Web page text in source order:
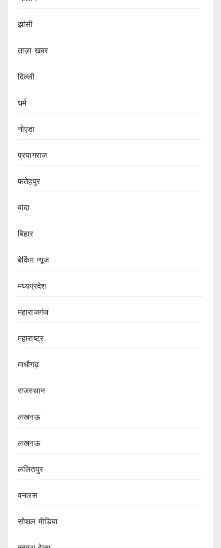
झांसी
ताज़ा खबर
दिल्ली
धर्म
नोएडा
प्रयागराज
फतेहपुर
बांदा
बिहार
बेकिंग न्यूज
मध्यप्रदेश
महाराजगंज
महाराष्ट्र
माधौगढ़
राजस्थान
लखनऊ
लखनऊ
ललितपुर
वनारस
सोशल मीडिया